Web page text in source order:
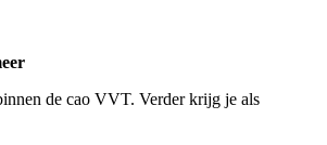
de cao VVT. Verder krijg je als